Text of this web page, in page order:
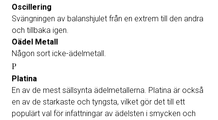
Oscillering
Svängningen av balanshjulet från en extrem till den andra
och tillbaka igen.
Oädel Metall
Någon sort icke-ädelmetall.
P
Platina
En av de mest sällsynta ädelmetallerna. Platina är också
en av de starkaste och tyngsta, vilket gör det till ett
populärt val för infattningar av ädelsten i smycken och